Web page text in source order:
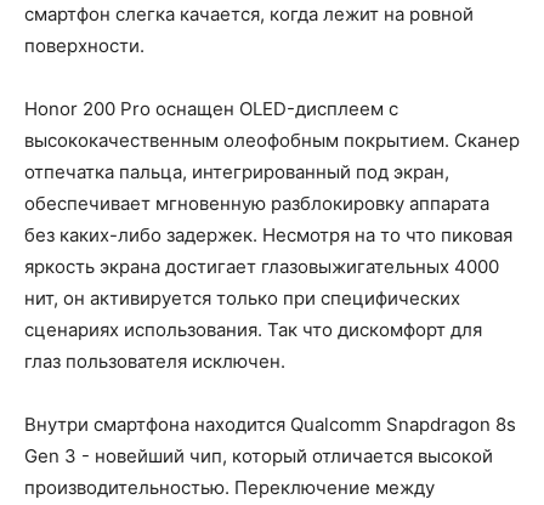
смартфон слегка качается, когда лежит на ровной
поверхности.
Honor 200 Pro оснащен OLED-дисплеем с
высококачественным олеофобным покрытием. Сканер
отпечатка пальца, интегрированный под экран,
обеспечивает мгновенную разблокировку аппарата
без каких-либо задержек. Несмотря на то что пиковая
яркость экрана достигает глазовыжигательных 4000
нит, он активируется только при специфических
сценариях использования. Так что дискомфорт для
глаз пользователя исключен.
Внутри смартфона находится Qualcomm Snapdragon 8s
Gen 3 - новейший чип, который отличается высокой
производительностью. Переключение между